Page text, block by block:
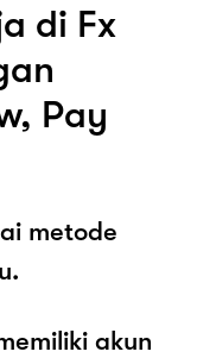
di Fx
Pay
metode
akun